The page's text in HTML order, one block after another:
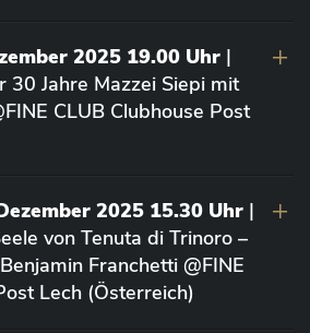
2025 19.00 Uhr |
30 Jahre Mazzei Siepi mit
CLUB Clubhouse Post
2025 15.30 Uhr |
von Tenuta di Trinoro –
Franchetti @FINE
Lech (Österreich)